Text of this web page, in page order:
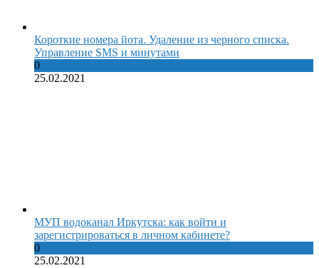
Короткие номера йота. Удаление из черного списка.
Управление SMS и минутами
0
25.02.2021
МУП водоканал Иркутска: как войти и
зарегистрироваться в личном кабинете?
0
25.02.2021